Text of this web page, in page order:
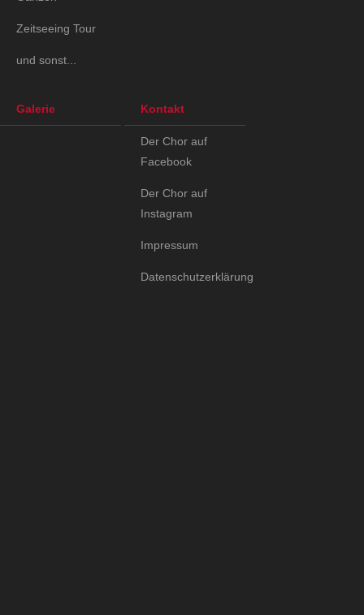
Zeitseeing Tour
und sonst...
Galerie Kontakt
Der Chor auf
Facebook
Der Chor auf
Instagram
Impressum
Datenschutzerklärung